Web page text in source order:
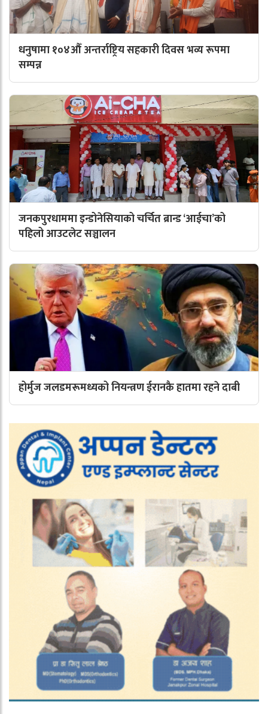
धनुषामा १०४औँ अन्तर्राष्ट्रिय सहकारी दिवस भव्य रूपमा
सम्पन्न
जनकपुरधाममा इन्डोनेसियाको चर्चित ब्रान्ड ‘आईचा’को
पहिलो आउटलेट सञ्चालन
होर्मुज जलडमरूमध्यको नियन्त्रण ईरानकै हातमा रहने दाबी